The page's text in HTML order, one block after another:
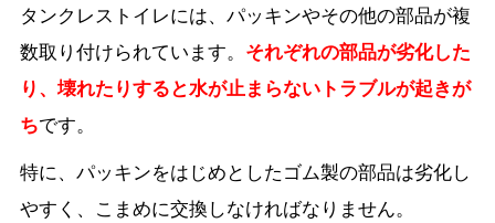
タンクレストイレには、パッキンやその他の部品が複
数取り付けられています。 それぞれの部品が劣化した
り、壊れたりすると水が止まらないトラブルが起きが
ちです。
特に、パッキンをはじめとしたゴム製の部品は劣化し
やすく、こまめに交換しなければなりません。